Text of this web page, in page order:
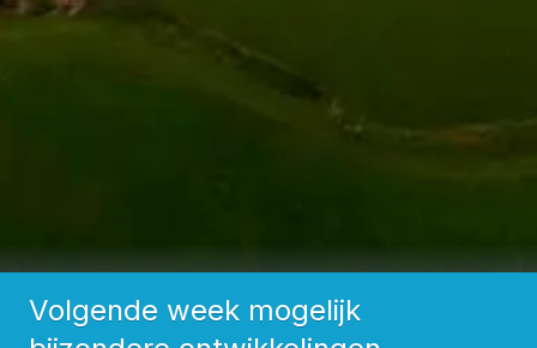
Volgende week mogelijk